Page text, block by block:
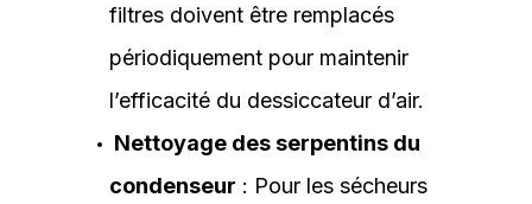
filtres doivent être remplacés
périodiquement pour maintenir
l’efficacité du dessiccateur d’air.
Nettoyage des serpentins du
condenseur : Pour les sécheurs